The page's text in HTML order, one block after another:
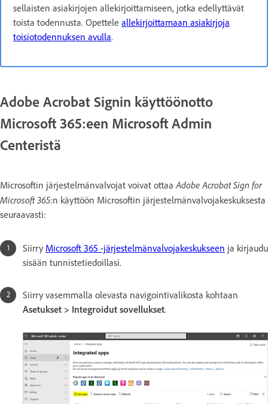
sellaisten asiakirjojen allekirjoittamiseen, jotka edellyttävät
toista todennusta. Opettele allekirjoittamaan asiakirjoja
toisiotodennuksen avulla.
Adobe Acrobat Signin käyttöönotto
Microsoft 365:een Microsoft Admin
Centeristä
Microsoftin järjestelmänvalvojat voivat ottaaAdobe Acrobat Sign for
Microsoft 365:n käyttöön Microsoftin järjestelmänvalvojakeskuksesta
seuraavasti:
Siirry Microsoft 365 -järjestelmänvalvojakeskukseen ja kirjaudu
sisään tunnistetiedoillasi.
Siirry vasemmalla olevasta navigointivalikosta kohtaan
Asetukset > Integroidut sovellukset.